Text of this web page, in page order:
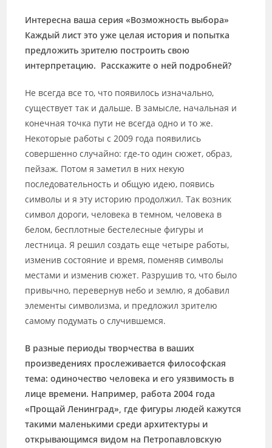
Интересна ваша серия «Возможность выбора»
Каждый лист это уже целая история и попытка
предложить зрителю построить свою
интерпретацию. Расскажите о ней подробней?
Не всегда все то, что появилось изначально,
существует так и дальше. В замысле, начальная и
конечная точка пути не всегда одно и то же.
Некоторые работы с 2009 года появились
совершенно случайно: где-то один сюжет, образ,
пейзаж. Потом я заметил в них некую
последовательность и общую идею, появись
символы и я эту историю продолжил. Так возник
символ дороги, человека в темном, человека в
белом, бесплотные бестелесные фигуры и
лестница. Я решил создать еще четыре работы,
изменив состояние и время, поменяв символы
местами и изменив сюжет. Разрушив то, что было
привычно, перевернув небо и землю, я добавил
элементы символизма, и предложил зрителю
самому подумать о случившемся.
В разные периоды творчества в ваших
произведениях прослеживается философская
тема: одиночество человека и его уязвимость в
лице времени. Например, работа 2004 года
«Прощай Ленинград», где фигуры людей кажутся
такими маленькими среди архитектуры и
открывающимся видом на Петропавловскую